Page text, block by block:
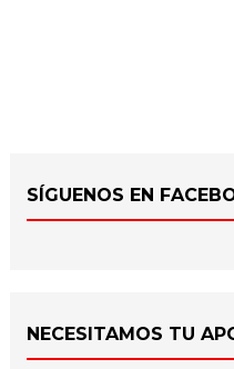
SÍGUENOS EN
NECESITAMOS TU